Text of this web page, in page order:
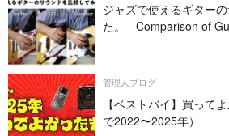
ジャズで使えるギター
た。 - Comparison of
管理人ブログ
【ベストバイ】買って
で2022〜2025年）